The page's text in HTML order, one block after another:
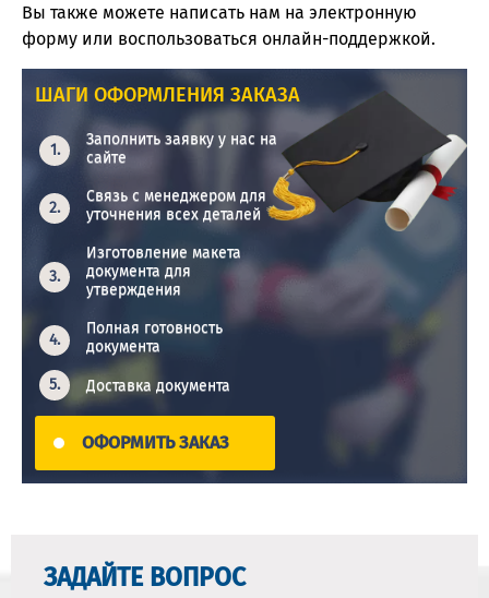
Вы также можете написать нам на электронную
форму или воспользоваться онлайн-поддержкой.
ШАГИ ОФОРМЛЕНИЯ ЗАКАЗА
Заполнить заявку у нас на
сайте
Связь с менеджером для
уточнения всех деталей
Изготовление макета
документа для
утверждения
Полная готовность
документа
Доставка документа
ОФОРМИТЬ ЗАКАЗ
ЗАДАЙТЕ ВОПРОС